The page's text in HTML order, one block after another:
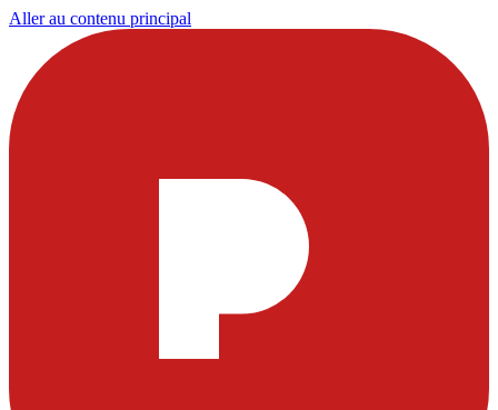
Aller au contenu principal